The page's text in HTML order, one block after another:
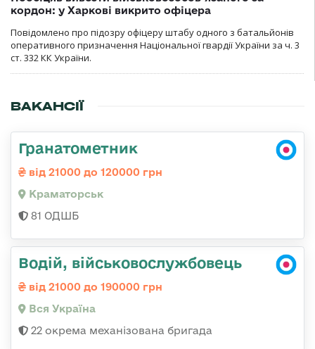
кордон: у Харкові викрито офіцера
Повідомлено про підозру офіцеру штабу одного з батальйонів
оперативного призначення Національної гвардії України за ч. 3
ст. 332 КК України.
ВАКАНСІЇ
Гранатометник
від 21000 до 120000 грн
Краматорськ
81 ОДШБ
Водій, військовослужбовець
від 21000 до 190000 грн
Вся Україна
22 окрема механізована бригада